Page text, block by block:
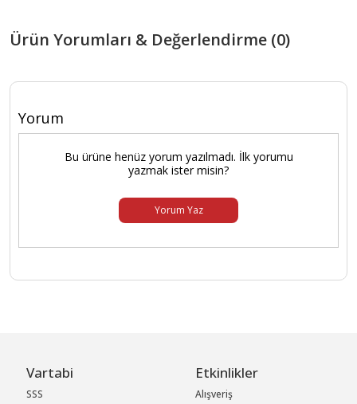
Ürün Yorumları & Değerlendirme (0)
Yorum
Bu ürüne henüz yorum yazılmadı. İlk yorumu
yazmak ister misin?
Yorum Yaz
Vartabi
SSS
Etkinlikler
Alışveriş